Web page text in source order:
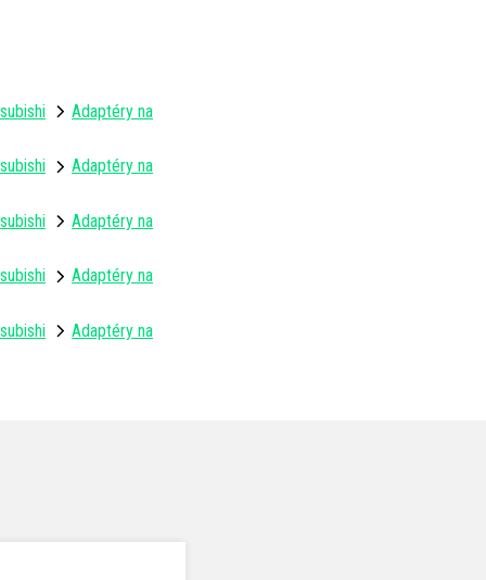
Adaptéry na
Adaptéry na
Adaptéry na
Adaptéry na
Adaptéry na